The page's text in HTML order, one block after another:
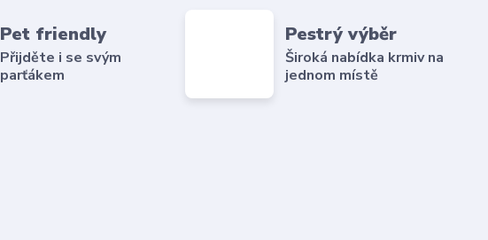
Pet friendly
Přijděte i se svým
parťákem
Pestrý výběr
Široká nabídka krmiv na
jednom místě